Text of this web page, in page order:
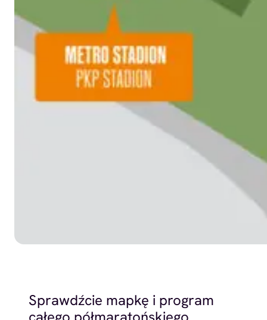
Sprawdźcie mapkę i program